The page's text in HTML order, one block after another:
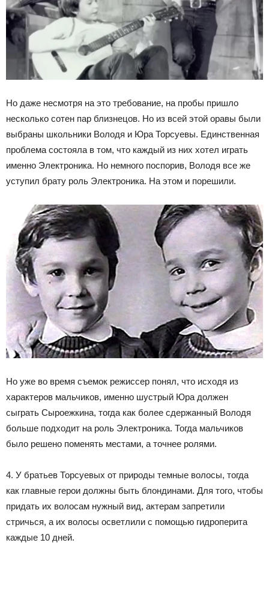
Но даже несмотря на это требование, на пробы пришло
несколько сотен пар близнецов. Но из всей этой оравы были
выбраны школьники Володя и Юра Торсуевы. Единственная
проблема состояла в том, что каждый из них хотел играть
именно Электроника. Но немного поспорив, Володя все же
уступил брату роль Электроника. На этом и порешили.
Но уже во время съемок режиссер понял, что исходя из
характеров мальчиков, именно шустрый Юра должен
сыграть Сыроежкина, тогда как более сдержанный Володя
больше подходит на роль Электроника. Тогда мальчиков
было решено поменять местами, а точнее ролями.
4. У братьев Торсуевых от природы темные волосы, тогда
как главные герои должны быть блондинами. Для того, чтобы
придать их волосам нужный вид, актерам запретили
стричься, а их волосы осветлили с помощью гидроперита
каждые 10 дней.